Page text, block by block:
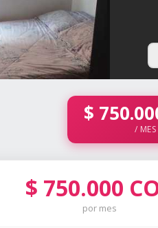
$
/ MES
$ 750.000
por mes